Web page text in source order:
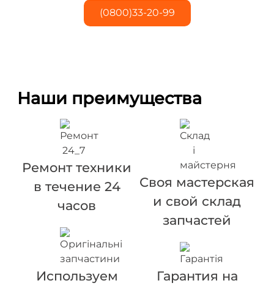
(0800)33-20-99
Наши преимущества
Ремонт техники
в течение 24
часов
Используем
Своя мастерская
и свой склад
запчастей
Гарантия на